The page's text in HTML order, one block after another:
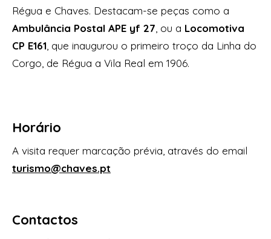
Régua e Chaves. Destacam-se peças como a
Ambulância Postal APE yf 27 , ou a Locomotiva
CP E161 , que inaugurou o primeiro troço da Linha do
Corgo, de Régua a Vila Real em 1906.
Horário
A visita requer marcação prévia, através do email
turismo@chaves.pt
Contactos